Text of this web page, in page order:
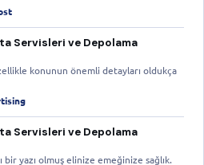
Servisleri ve Depolama
konunun önemli detayları oldukça
Servisleri ve Depolama
bir yazı olmuş elinize emeğinize sağlık.